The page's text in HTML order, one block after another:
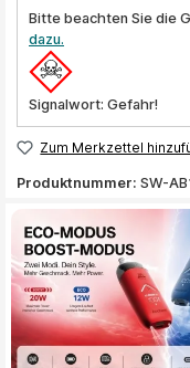
Bitte beachten Sie die
dazu.
Signalwort: Gefahr!
Zum Merkzettel
Produktnummer: SW-